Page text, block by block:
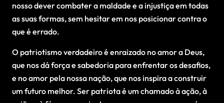
nosso dever combater a maldade e a injustiça em todas
as suas formas, sem hesitar em nos posicionar contra o
que é errado.
O patriotismo verdadeiro é enraizado no amor a Deus,
que nos dá força e sabedoria para enfrentar os desafios,
e no amor pela nossa nação, que nos inspira a construir
um futuro melhor. Ser patriota é um chamado à ação, à